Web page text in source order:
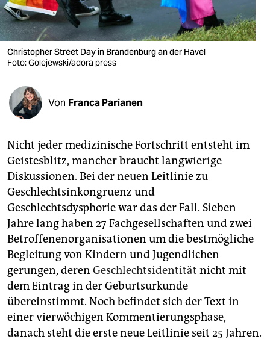
verlag
veranstaltungen
fragen & hilfe
unterstützen
abo
genossenschaft
epaper login
Christopher Street Day in Brandenburg an der Havel
Foto: Golejewski/adora press
Von Franca Parianen
Nicht jeder medizinische Fortschritt entsteht im
Geistesblitz, mancher braucht langwierige
Diskussionen. Bei der neuen Leitlinie zu
Geschlechts­inkongruenz und
Geschlechtsdysphorie war das der Fall. Sieben
Jahre lang haben 27 Fachgesellschaften und zwei
Betroffenenorganisationen um die bestmögliche
Begleitung von Kindern und Jugendlichen
gerungen, deren Geschlechtsidentität nicht mit
dem Eintrag in der Geburtsurkunde
übereinstimmt. Noch befindet sich der Text in
einer vierwöchigen Kommentierungsphase,
danach steht die erste neue Leitlinie seit 25 Jahren.